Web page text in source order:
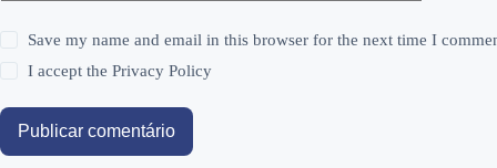
Save my name and email in this browser for the next time I
I accept thePrivacy Policy
Publicar comentário